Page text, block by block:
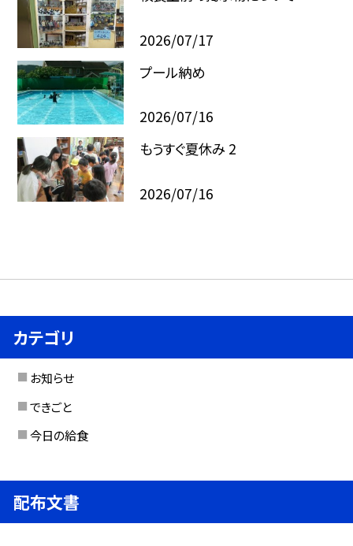
2026/07/17
プール納め
2026/07/16
もうすぐ夏休み 2
2026/07/16
カテゴリ
お知らせ
できごと
今日の給食
配布文書